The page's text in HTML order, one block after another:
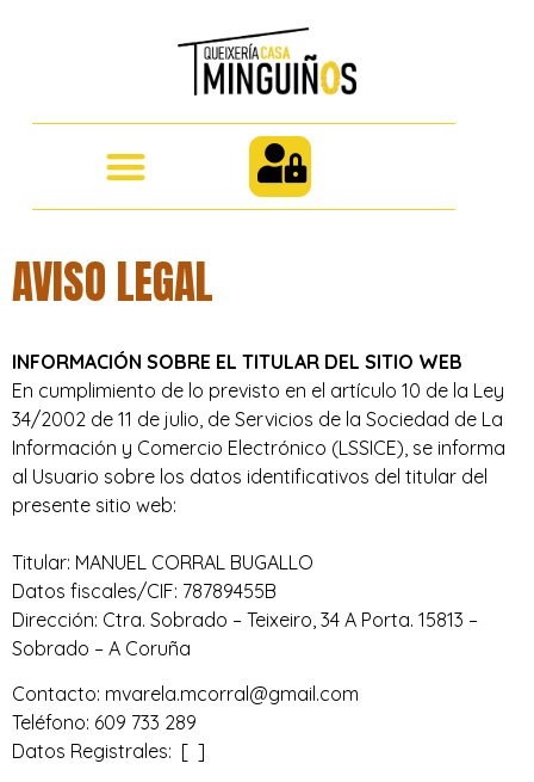
AVISO LEGAL
INFORMACIÓN SOBRE EL TITULAR DEL SITIO WEB
En cumplimiento de lo previsto en el artículo 10 de la Ley
34/2002 de 11 de julio, de Servicios de la Sociedad de La
Información y Comercio Electrónico (LSSICE), se informa
al Usuario sobre los datos identificativos del titular del
presente sitio web:
Titular: MANUEL CORRAL BUGALLO
Datos fiscales/CIF: 78789455B
Dirección: Ctra. Sobrado – Teixeiro, 34 A Porta. 15813 –
Sobrado – A Coruña
Contacto: mvarela.mcorral@gmail.com
Teléfono: 609 733 289
Datos Registrales: [ ]